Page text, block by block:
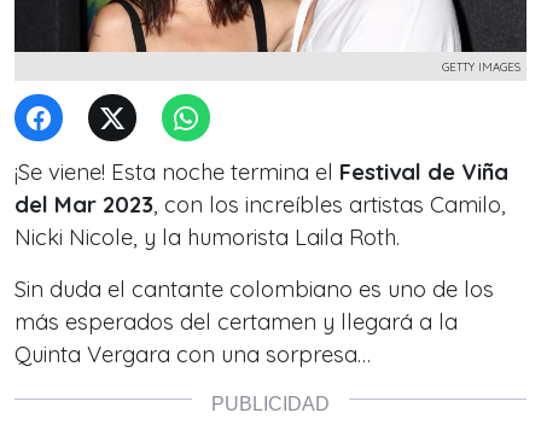
GETTY IMAGES
¡Se viene! Esta noche termina el Festival de Viña
del Mar 2023, con los increíbles artistas Camilo,
Nicki Nicole, y la humorista Laila Roth.
Sin duda el cantante colombiano es uno de los
más esperados del certamen y llegará a la
Quinta Vergara con una sorpresa…